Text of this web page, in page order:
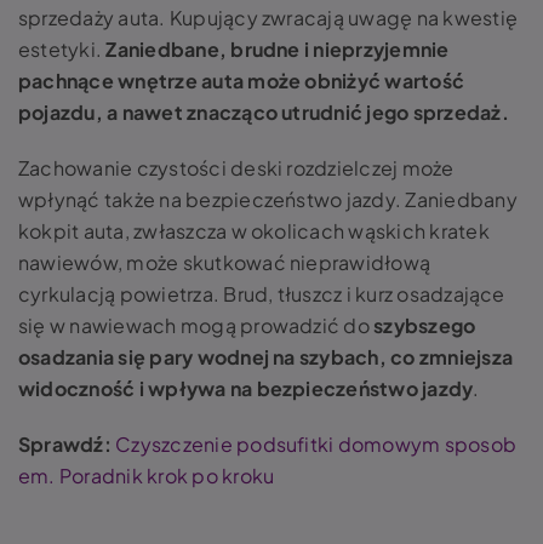
sprzedaży auta. Kupujący zwracają uwagę na kwestię
estetyki.Zaniedbane, brudne i nieprzyjemnie
pachnące wnętrze auta może obniżyć wartość
pojazdu, a nawet znacząco utrudnić jego sprzedaż.
Zachowanie czystości deski rozdzielczej może
wpłynąć także na bezpieczeństwo jazdy. Zaniedbany
kokpit auta, zwłaszcza w okolicach wąskich kratek
nawiewów, może skutkować nieprawidłową
cyrkulacją powietrza. Brud, tłuszcz i kurz osadzające
się w nawiewach mogą prowadzić doszybszego
osadzania się pary wodnej na szybach, co zmniejsza
widoczność i wpływa na bezpieczeństwo jazdy.
Sprawdź: Czyszczenie podsufitki domowym sposob
em. Poradnik krok po kroku